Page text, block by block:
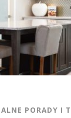
PORADY I